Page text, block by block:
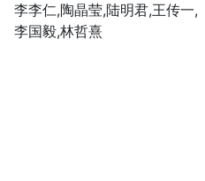
李李仁,陶晶莹,陆明君,王传一,
李国毅,林哲熹